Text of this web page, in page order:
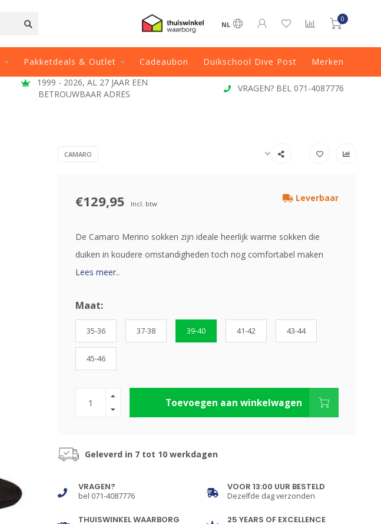
NL
0
Pakketdeals & Outlet Cadeaubon Duikschool Dive Post Merken
1999 - 2026, AL 27 JAAR EEN
BETROUWBAAR ADRES
VRAGEN? BEL 071-4087776
CAMARO
€129,95 Incl. btw
Leverbaar
De Camaro Merino sokken zijn ideale heerlijk warme sokken die
duiken in koudere omstandigheden toch nog comfortabel maken
Lees meer..
Maat:
35-36 37-38 39-40 41-42 43-44
45-46
Toevoegen aan winkelwagen
Geleverd in 7 tot 10 werkdagen
VRAGEN?
bel 071-4087776
VOOR 13:00 UUR BESTELD
Dezelfde dag verzonden
THUISWINKEL WAARBORG 25 YEARS OF EXCELLENCE